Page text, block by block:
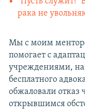
рака не
Мы с моим
помогает с
учреждениями,
бесплатного
обжаловали отказ
открывшимся